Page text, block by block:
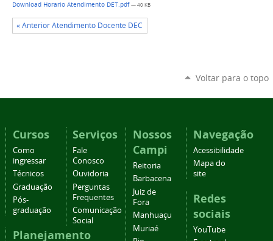
Download Horario Atendimento DET.pdf— 40 KB
« Anterior Atendimento Docente DEC
Voltar para o topo
Cursos
Como
ingressar
Técnicos
Graduação
Pós-
graduação
Planejamento
Serviços
Fale
Conosco
Ouvidoria
Perguntas
Frequentes
Comunicação
Social
Nossos
Campi
Reitoria
Barbacena
Juiz de
Fora
Manhuaçu
Muriaé
Navegação
Acessibilidade
Mapa do
site
Redes
sociais
YouTube